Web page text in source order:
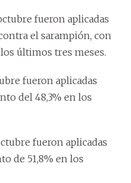
fueron aplicadas
el sarampión, con
últimos tres meses.
fueron aplicadas
del 48,3% en los
fueron aplicadas
de 51,8% en los